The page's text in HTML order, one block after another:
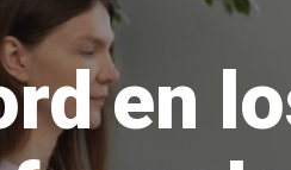
en